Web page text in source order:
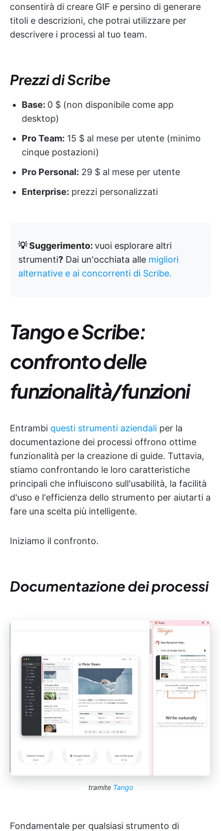
consentirà di creare GIF e persino di generare
titoli e descrizioni, che potrai utilizzare per
descrivere i processi al tuo team.
Prezzi di Scribe
Base: 0 $ (non disponibile come app
desktop)
Pro Team: 15 $ al mese per utente (minimo
cinque postazioni)
Pro Personal: 29 $ al mese per utente
Enterprise: prezzi personalizzati
💡 Suggerimento: vuoi esplorare altri
strumenti? Dai un'occhiata alle migliori
alternative e ai concorrenti di Scribe.
Tango e Scribe:
confronto delle
funzionalità/funzioni
Entrambi questi strumenti aziendali per la
documentazione dei processi offrono ottime
funzionalità per la creazione di guide. Tuttavia,
stiamo confrontando le loro caratteristiche
principali che influiscono sull'usabilità, la facilità
d'uso e l'efficienza dello strumento per aiutarti a
fare una scelta più intelligente.
Iniziamo il confronto.
Documentazione dei processi
tramite Tango
Fondamentale per qualsiasi strumento di